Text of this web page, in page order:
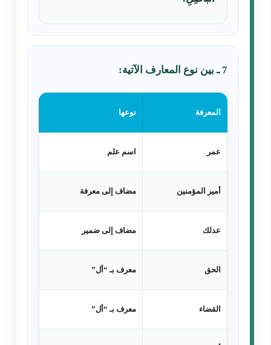
7 ـ بين نوع المعارف الآتية:
المعرفة نوعها
عمر اسم علم
أمير المؤمنين مضاف إلى معرفة
عدلك مضاف إلى ضمير
الحق معرف بـ “أل”
القضاء معرف بـ “أل”